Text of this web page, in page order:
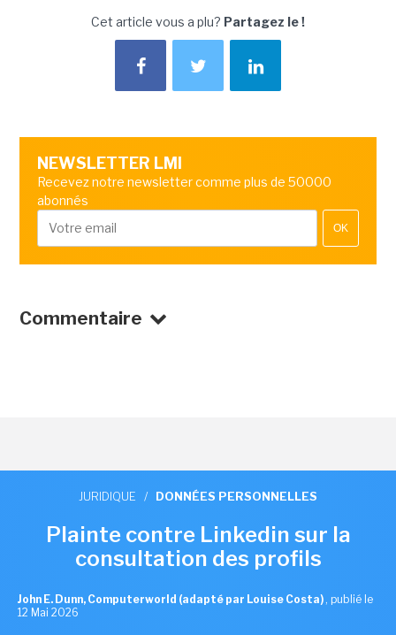
Cet article vous a plu? Partagez le !
NEWSLETTER LMI
Recevez notre newsletter comme plus de 50000
abonnés
OK
Commentaire
JURIDIQUE / DONNÉES PERSONNELLES
Plainte contre Linkedin sur la
consultation des profils
John E. Dunn, Computerworld (adapté par Louise Costa) , publié le
12 Mai 2026